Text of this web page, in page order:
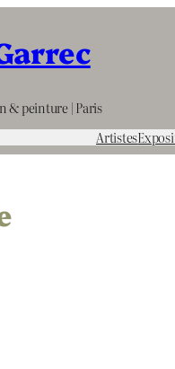
& peinture | Paris
Artistes